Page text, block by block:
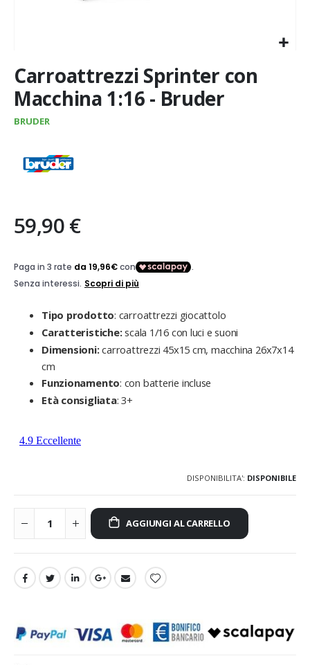
all'inizio
della
galleria
Carroattrezzi Sprinter con
Macchina 1:16 - Bruder
BRUDER
59,90 €
Tipo prodotto: carroattrezzi giocattolo
Caratteristiche:scala 1/16 con luci e suoni
Dimensioni:carroattrezzi 45x15 cm, macchina 26x7x14
cm
Funzionamento: con batterie incluse
Età consigliata: 3+
DISPONIBILITA': DISPONIBILE
AGGIUNGI AL CARRELLO